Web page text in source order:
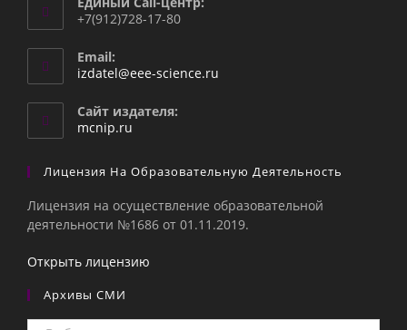
+7(912)728-17-80
Email:
izdatel@eee-science.ru
Сайт издателя:
mcnip.ru
Лицензия На Образовательную Деятельность
Лицензия на осуществление образовательной
деятельности №1686 от 01.11.2019.
Открыть лицензию
Архивы СМИ